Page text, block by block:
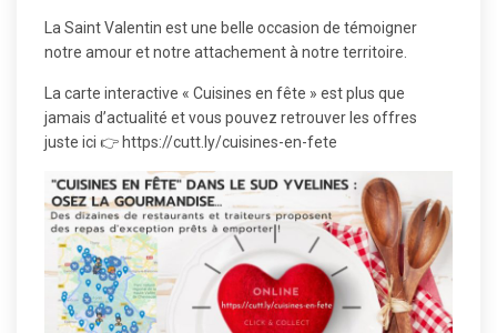
La Saint Valentin est une belle occasion de témoigner
notre amour et notre attachement à notre territoire.
La carte interactive « Cuisines en fête » est plus que
jamais d’actualité et vous pouvez retrouver les offres
juste ici 👉 https://cutt.ly/cuisines-en-fete